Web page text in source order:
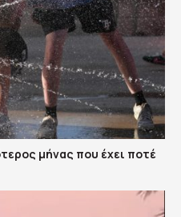
μήνας που έχει ποτέ